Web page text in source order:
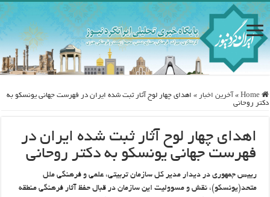
Home
» آخرین اخبار » اهدای چهار لوح آثار ثبت شده ایران در فهرست جهانی یونسکو به
دکتر روحانی
اهدای چهار لوح آثار ثبت شده ایران در
فهرست جهانی یونسکو به دکتر روحانی
رییس‌ جمهوری در دیدار مدیر کل سازمان‌ تربیتی،‌ علمی ‌و ‌فرهنگی ‌ملل
‌متحد(یونسکو)، نقش و مسوولیت این سازمان در قبال حفظ آثار فرهنگی منطقه